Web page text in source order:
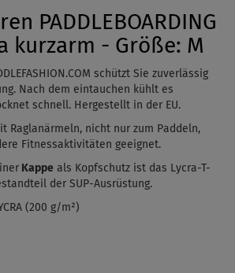
PADDLEBOARDING
kurzarm - Größe: M
schützt Sie zuverlässig
Nach dem eintauchen kühlt es
schnell. Hergestellt in der EU.
Raglanärmeln, nicht nur zum Paddeln,
Fitnessaktivitäten geeignet.
Kappe als Kopfschutz ist das Lycra-T-
der SUP-Ausrüstung.
(200 g/m²)